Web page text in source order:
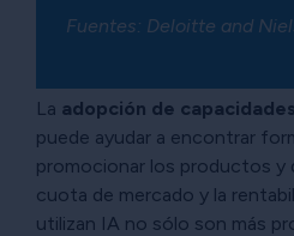
Fuentes: Deloitte and
La adopción de
puede ayudar a encontrar
promocionar los productos y
cuota de mercado y la
utilizan IA no sólo son más